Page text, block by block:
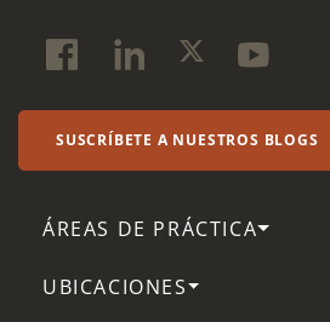
SUSCRÍBETE A NUESTROS BLOGS
ÁREAS DE PRÁCTICA
UBICACIONES